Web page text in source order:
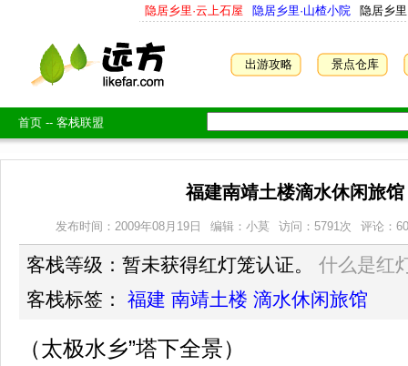
隐居乡里·云上石屋 隐居乡里·山楂小院 隐居乡
出游攻略 景点仓库
首页 -- 客栈联盟
福建南靖土楼滴水休闲旅馆
发布时间：2009年08月19日 编辑：小莫 访问： 5791次 评论：
客栈等级：暂未获得红灯笼认证。 什么是红
客栈标签： 福建 南靖土楼 滴水休闲旅馆
（太极水乡”塔下全景）